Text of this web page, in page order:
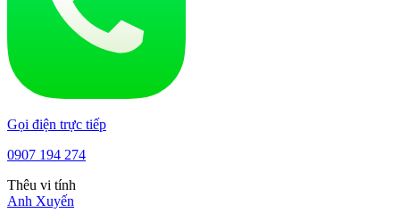
Gọi điện trực tiếp
0907 194 274
Thêu vi tính
Anh Xuyến